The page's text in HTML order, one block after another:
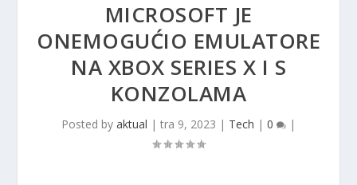
MICROSOFT JE
ONEMOGUĆIO EMULATORE
NA XBOX SERIES X I S
KONZOLAMA
Posted by aktual | tra 9, 2023 | Tech | 0 |